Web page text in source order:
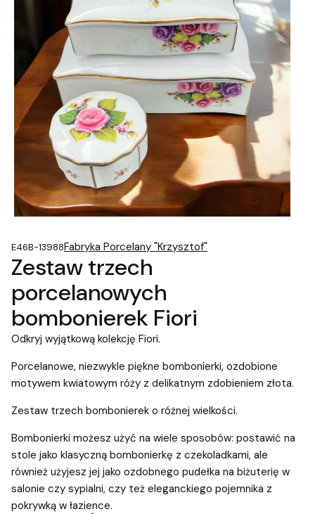
E46B-13988Fabryka Porcelany "Krzysztof"
Zestaw trzech
porcelanowych
bombonierek Fiori
Odkryj wyjątkową kolekcję Fiori.
Porcelanowe, niezwykle piękne bombonierki, ozdobione
motywem kwiatowym róży z delikatnym zdobieniem złota.
Zestaw trzech bombonierek o różnej wielkości.
Bombonierki możesz użyć na wiele sposobów: postawić na
stole jako klasyczną bombonierkę z czekoladkami, ale
również użyjesz jej jako ozdobnego pudełka na biżuterię w
salonie czy sypialni, czy też eleganckiego pojemnika z
pokrywką w łazience.